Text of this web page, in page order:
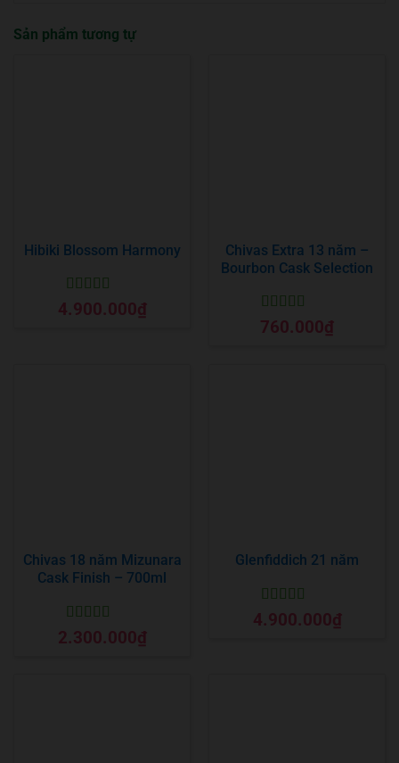
Sản phẩm tương tự
Hibiki Blossom Harmony
Được xếp
hạng55 sao
4.900.000₫
Chivas Extra 13 năm –
Bourbon Cask Selection
Được xếp
hạng55 sao
760.000₫
Chivas 18 năm Mizunara
Cask Finish – 700ml
Được xếp
hạng55 sao
2.300.000₫
Glenfiddich 21 năm
Được xếp
hạng55 sao
4.900.000₫